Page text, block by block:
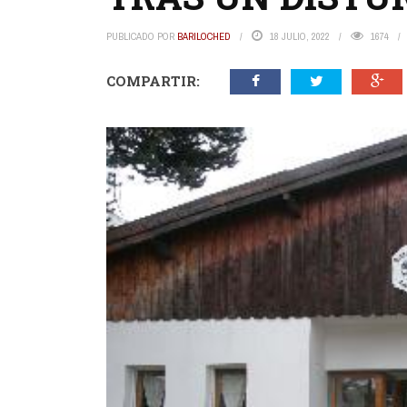
PUBLICADO POR BARILOCHED 18 JULIO, 2022 1674
COMPARTIR: